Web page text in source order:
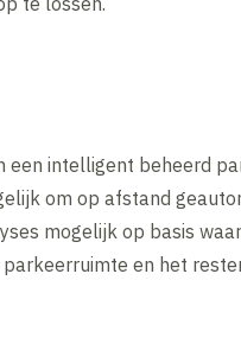
intelligent beheerd
om op afstand
mogelijk op basis
en het